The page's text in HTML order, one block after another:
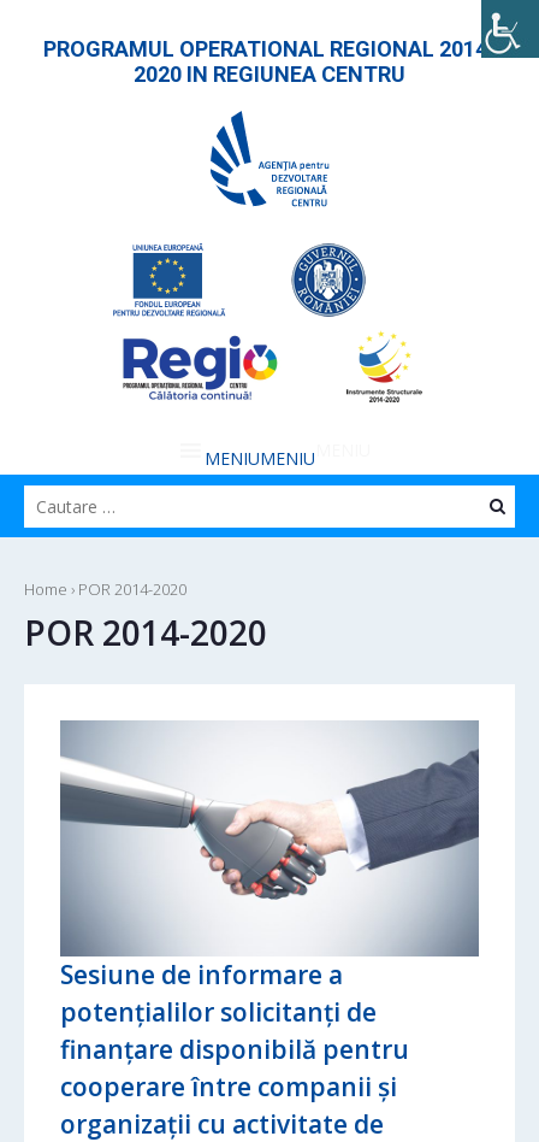
PROGRAMUL OPERATIONAL REGIONAL 2014-
2020 IN REGIUNEA CENTRU
MENIUMENIU
Home › POR 2014-2020
POR 2014-2020
Sesiune de informare a
potențialilor solicitanți de
finanțare disponibilă pentru
cooperare între companii și
organizații cu activitate de